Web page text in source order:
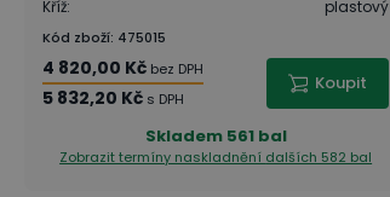
Kříž: plastový
Kód zboží: 475015
4 820,00 Kč bez DPH
5 832,20 Kč s DPH
Koupit
Skladem 561 bal
Zobrazit termíny naskladnění dalších 582 bal